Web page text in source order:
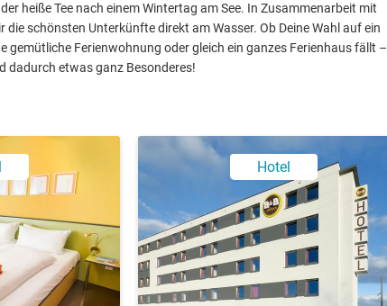
heiße Tee nach einem Wintertag am See. In Zusammenarbeit mit
die schönsten Unterkünfte direkt am Wasser. Ob Deine Wahl auf ein
gemütliche Ferienwohnung oder gleich ein ganzes Ferienhaus fällt –
dadurch etwas ganz Besonderes!
Hotel